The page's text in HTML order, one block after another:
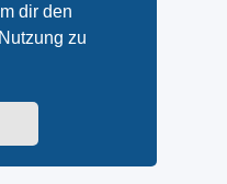
dir den
zu